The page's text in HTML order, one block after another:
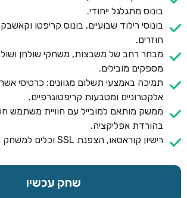
בונוס מתגלגל ייחודי.
חוזרים.
מבחר רחב של משבצות, משחקי שולחן
מספקים מובילים.
תמיכה באמצעי תשלום מגוונים: כרטיסי
אלקטרוניים ומטבעות קריפטוגרפיים.
ממשק מותאם למובייל עם חוויית משתמש
בהורדת אפליקציה.
רישיון קוראסאו, הצפנת SSL וכלים למשחק אחראי באזור האישי.
שחק עכשיו